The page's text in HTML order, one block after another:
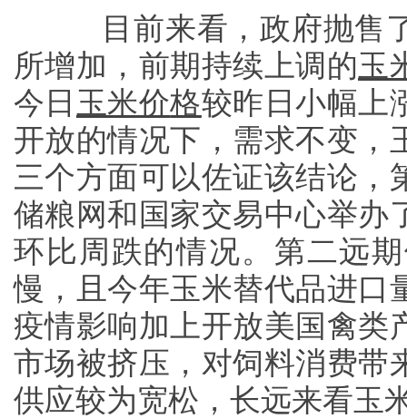
目前来看，政府抛售
所增加，前期持续上调的玉
今日 玉米价格较昨日小幅上
开放的情况下，需求不变，
三个方面可以佐证该结论，
储粮网和国家交易中心举办
环比周跌的情况。第二远
慢，且今年玉米替代品进口
疫情影响加上开放美国禽类
市场被挤压，对饲料消费带
供应较为宽松，长远来看玉